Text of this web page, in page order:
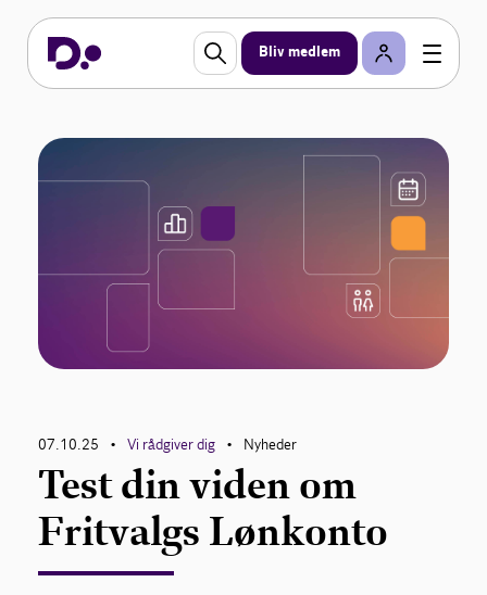
Bliv medlem
07.10.25 • Vi rådgiver dig • Nyheder
Test din viden om
Fritvalgs Lønkonto